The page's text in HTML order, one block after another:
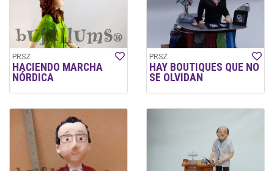
PRSZ
HACIENDO MARCHA
NÓRDICA
PRSZ
HAY BOUTIQUES QUE NO
SE OLVIDAN